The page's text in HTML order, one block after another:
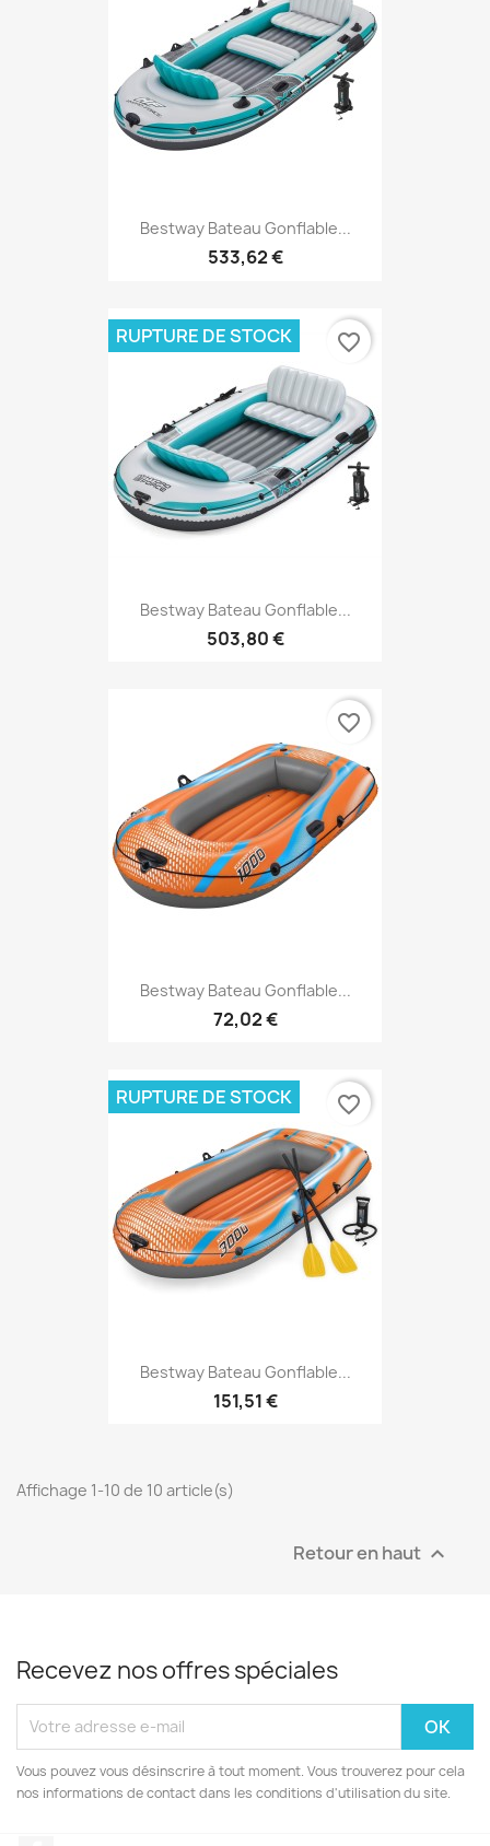
Bestway Bateau Gonflable...
533,62 €
Bestway Bateau Gonflable...
503,80 €
RUPTURE DE STOCK favorite_border
Bestway Bateau Gonflable...
72,02 €
favorite_border
Bestway Bateau Gonflable...
151,51 €
RUPTURE DE STOCK favorite_border
Affichage 1-10 de 10 article(s)
Retour en haut 
Recevez nos offres spéciales
Vous pouvez vous désinscrire à tout moment. Vous trouverez pour cela
nos informations de contact dans les conditions d'utilisation du site.